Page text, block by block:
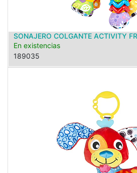
SONAJERO COLGANTE ACTIVITY
En existencias
189035